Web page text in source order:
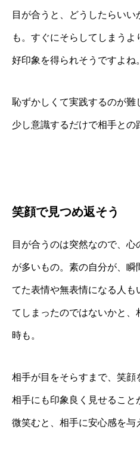
目が合うと、どうしたらいい
も。すぐにそらしてしまう
好印象を得られそうですよね。
恥ずかしくて実践するのが難
少し意識するだけで相手との
笑顔で見つめ返そう
目が合うのは突然なので、
が多いもの。素の自分が、
てた表情や無表情になる人
てしまったのではないかと、
時も。
相手が目をそらすまで、笑顔
相手にも印象良く見せること
微笑むと、相手に安心感を与